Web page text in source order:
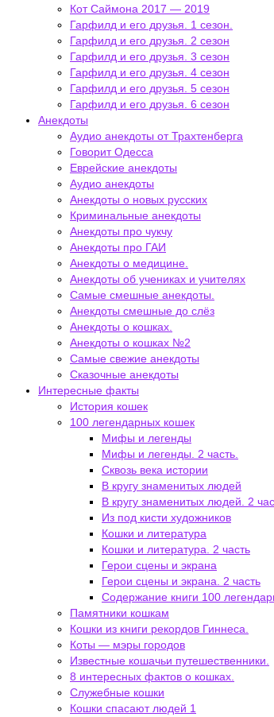
Кот Саймона 2017 — 2019
Гарфилд и его друзья. 1 сезон.
Гарфилд и его друзья. 2 сезон
Гарфилд и его друзья. 3 сезон
Гарфилд и его друзья. 4 сезон
Гарфилд и его друзья. 5 сезон
Гарфилд и его друзья. 6 сезон
Анекдоты
Аудио анекдоты от Трахтенберга
Говорит Одесса
Еврейские анекдоты
Аудио анекдоты
Анекдоты о новых русских
Криминальные анекдоты
Анекдоты про чукчу
Анекдоты про ГАИ
Анекдоты о медицине.
Анекдоты об учениках и учителях
Самые смешные анекдоты.
Анекдоты смешные до слёз
Анекдоты о кошках.
Анекдоты о кошках №2
Самые свежие анекдоты
Сказочные анекдоты
Интересные факты
История кошек
100 легендарных кошек
Мифы и легенды
Мифы и легенды. 2 часть.
Сквозь века истории
В кругу знаменитых людей
В кругу знаменитых людей. 2
Из под кисти художников
Кошки и литература
Кошки и литература. 2 часть
Герои сцены и экрана
Герои сцены и экрана. 2 часть
Содержание книги 100
Памятники кошкам
Кошки из книги рекордов Гиннеса.
Коты — мэры городов
Известные кошачьи путешественники.
8 интересных фактов о кошках.
Служебные кошки
Кошки спасают людей 1